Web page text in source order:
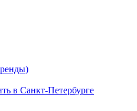
в Санкт-Петербурге